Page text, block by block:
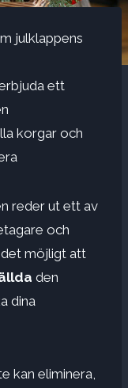
julklappens
ett
korgar och
reder ut ett av
och
det möjligt att
den
dina
kan eliminera,